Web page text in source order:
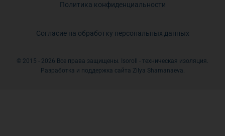
Политика конфиденциальности
Согласие на обработку персональных данных
© 2015 - 2026 Все права защищены. Isoroll - техническая изоляция.
Разработка и поддержка сайта Zilya Shamanaeva.